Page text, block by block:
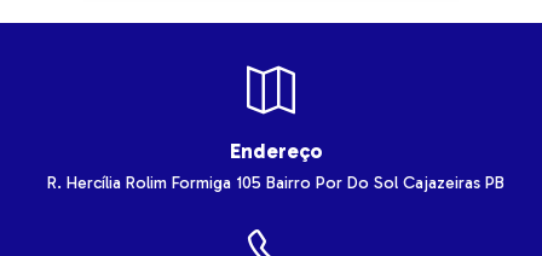
Endereço
R. Hercília Rolim Formiga 105 Bairro Por Do Sol Cajazeiras PB